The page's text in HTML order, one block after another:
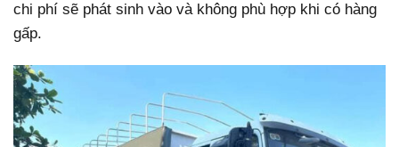
chi phí sẽ phát sinh vào và không phù hợp khi có hàng
gấp.